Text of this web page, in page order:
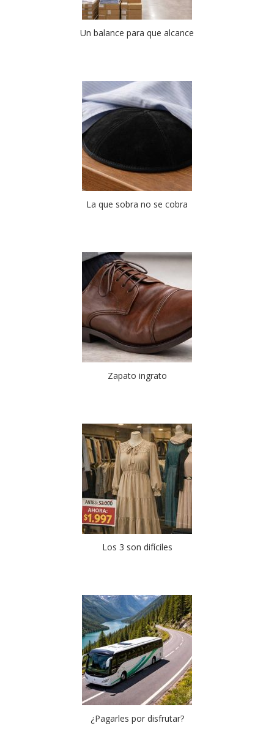
Un balance para que alcance
La que sobra no se cobra
Zapato ingrato
Los 3 son difíciles
¿Pagarles por disfrutar?